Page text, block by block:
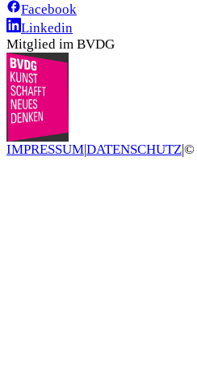
Facebook
Linkedin
Mitglied im BVDG
IMPRESSUMDATENSCHUTZ©